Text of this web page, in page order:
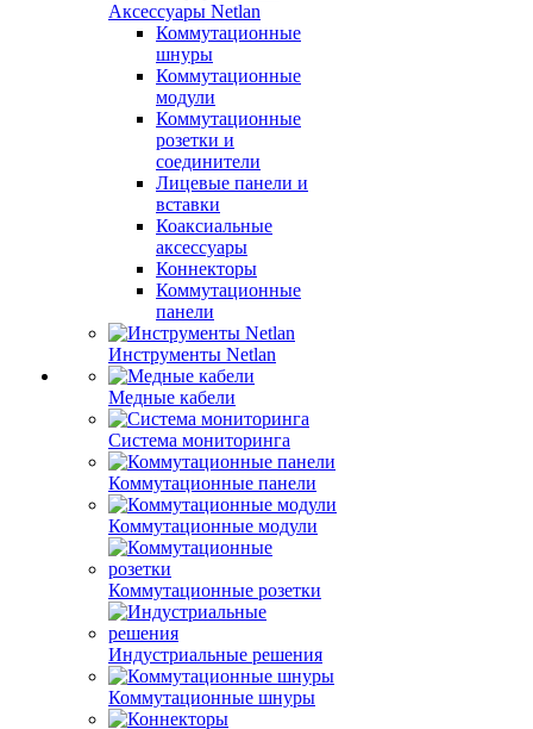
Аксессуары Netlan
Коммутационные
шнуры
Коммутационные
модули
Коммутационные
розетки и
соединители
Лицевые панели и
вставки
Коаксиальные
аксессуары
Коннекторы
Коммутационные
панели
Инструменты Netlan
Медные кабели
Система мониторинга
Коммутационные панели
Коммутационные модули
Коммутационные розетки
Индустриальные решения
Коммутационные шнуры